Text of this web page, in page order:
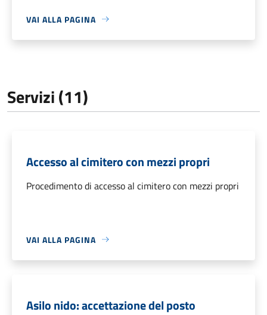
VAI ALLA PAGINA
Servizi (11)
Accesso al cimitero con mezzi propri
Procedimento di accesso al cimitero con mezzi propri
VAI ALLA PAGINA
Asilo nido: accettazione del posto